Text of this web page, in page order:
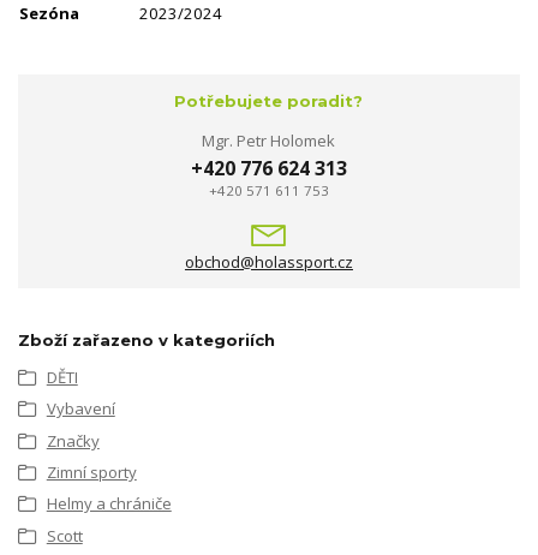
Sezóna
2023/2024
Potřebujete poradit?
Mgr. Petr Holomek
+420 776 624 313
+420 571 611 753
obchod@holassport.cz
Zboží zařazeno v kategoriích
DĚTI
Vybavení
Značky
Zimní sporty
Helmy a chrániče
Scott